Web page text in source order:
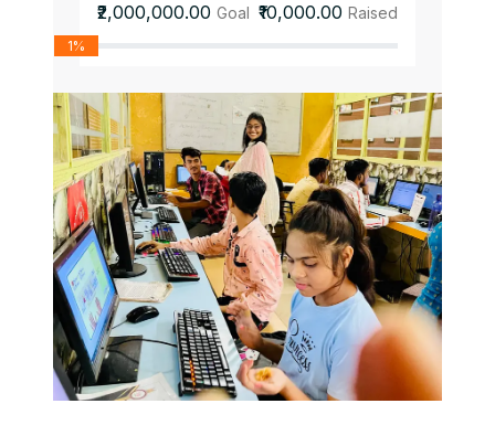
₹2,000,000.00 Goal ₹10,000.00 Raised
1%